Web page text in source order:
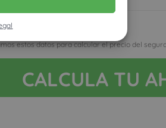
la nota legal y RGPD
estos datos para calcular el precio del
CALCULA TU